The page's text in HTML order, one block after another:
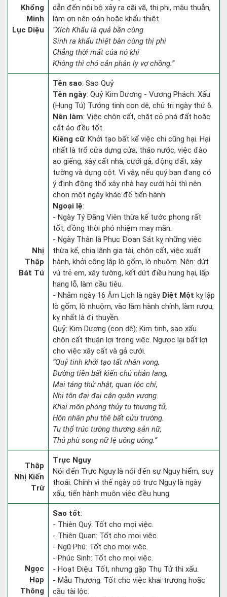
Khổng
Minh
Lục Diệu
dẫn đến nội bộ xảy ra cãi vã, thị phi, mâu thuẫn,
làm ơn nên oán hoặc khẩu thiệt.
“Xích Khẩu là quả bần cùng
Sinh ra khẩu thiệt bàn cùng thị phi
Chẳng thời mất của nó khi
Không thì chó cắn phân ly vợ chồng.”
Nhị
Thập
Bát Tú
Tên sao: Sao Quỷ
Tên ngày: Quỷ Kim Dương - Vương Phách: Xấu
(Hung Tú) Tướng tinh con dê, chủ trị ngày thứ 6.
Nên làm: Việc chôn cất, chặt cỏ phá đất hoặc
cắt áo đều tốt.
Kiêng cữ: Khởi tạo bất kể việc chi cũng hại. Hại
nhất là trổ cửa dựng cửa, tháo nước, việc đào
ao giếng, xây cất nhà, cưới gả, động đất, xây
tường và dựng cột. Vì vậy, nếu quý bạn đang có
ý định động thổ xây nhà hay cưới hỏi thì nên
chọn một ngày khác để tiến hành.
Ngoại lệ:
- Ngày Tý Đăng Viên thừa kế tước phong rất
tốt, đồng thời phó nhiệm may mắn.
- Ngày Thân là Phục Đoạn Sát kỵ những việc
thừa kế, chia lãnh gia tài, chôn cất, việc xuất
hành, khởi công lập lò gốm, lò nhuộm. Nên: dứt
vú trẻ em, xây tường, kết dứt điều hung hại, lấp
hang lỗ, làm cầu tiêu.
- Nhằm ngày 16 Âm Lịch là ngày Diệt Một kỵ lập
lò gốm, lò nhuộm, vào làm hành chính, làm rượu,
kỵ nhất là đi thuyền.
Quỷ: Kim Dương (con dê): Kim tinh, sao xấu.
chôn cất thuận lợi trong việc. Ngược lại bất lợi
cho việc xây cất và gả cưới.
“Quỷ tinh khởi tạo tất nhân vong,
Đường tiền bất kiến chủ nhân lang,
Mai táng thử nhật, quan lộc chí,
Nhi tôn đại đại cận quân vương.
Khai môn phóng thủy tu thương tử,
Hôn nhân phu thê bất cửu trường.
Tu thổ trúc tường thương sản nữ,
Thủ phù song nữ lệ uông uông.”
Thập
Nhị Kiến
Trừ
Trực Nguy
Nói đến Trực Nguy là nói đến sự Nguy hiểm, suy
thoái. Chính vì thế ngày có trực Nguy là ngày
xấu, tiến hành muôn việc đều hung.
Ngọc
Hạp
Thông
Sao tốt:
- Thiên Quý: Tốt cho mọi việc.
- Thiên Quan: Tốt cho mọi việc.
- Ngũ Phú: Tốt cho mọi việc.
- Phúc Sinh: Tốt cho mọi việc.
- Hoạt Điệu: Tốt, nhưng gặp Thụ Tử thì xấu.
- Mẫu Thương: Tốt cho việc khai trương hoặc
cầu tài lộc.